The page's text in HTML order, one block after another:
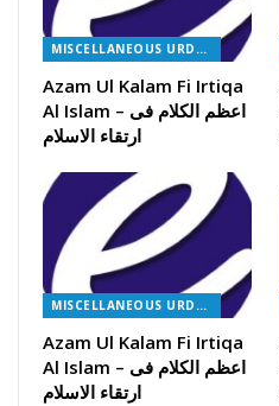
MISCELLANEOUS URDU BOOKS
Azam Ul Kalam Fi Irtiqa
Al Islam – اعظم الکلام فی
ارتقاء الاسلام
MISCELLANEOUS URDU BOOKS
Azam Ul Kalam Fi Irtiqa
Al Islam – اعظم الکلام فی
ارتقاء الاسلام